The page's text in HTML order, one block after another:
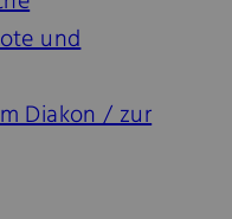
und
Diakon / zur